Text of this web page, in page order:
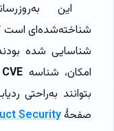
این
شناخته‌شده‌ای است
شناسایی شده
امکان، شناسه CVE
صفحهٔSecurity